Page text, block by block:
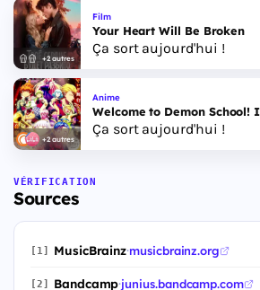
+2 autres
Film
Your Heart Will Be Broken
Ça sort aujourd'hui !
+2 autres
Anime
Welcome to Demon School!
Ça sort aujourd'hui !
VÉRIFICATION
Sources
[1] MusicBrainz·musicbrainz.org
[2] Bandcamp·junius.bandcamp.com